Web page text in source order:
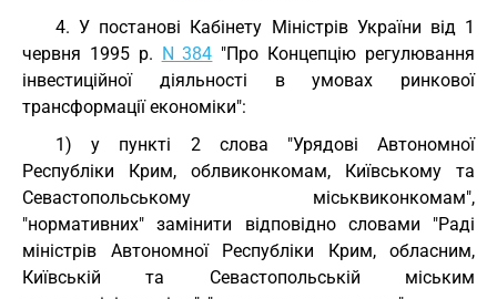
4. У постанові Кабінету Міністрів України від 1
червня 1995 р. N 384 "Про Концепцію регулювання
інвестиційної діяльності в умовах ринкової
трансформації економіки":
1) у пункті 2 слова "Урядові Автономної
Республіки Крим, облвиконкомам, Київському та
Севастопольському міськвиконкомам",
"нормативних" замінити відповідно словами "Раді
міністрів Автономної Республіки Крим, обласним,
Київській та Севастопольській міським